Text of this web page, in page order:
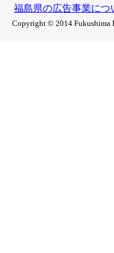
福島県の広告事業につ
Copyright © 2014 Fukushima